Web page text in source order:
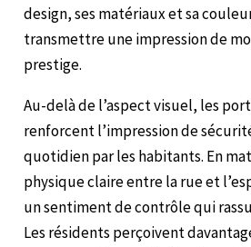
design, ses matériaux et sa
transmettre une impression de
prestige.
Au-delà de l’aspect visuel, les
renforcent l’impression de
quotidien par les habitants. En
physique claire entre la rue et
un sentiment de contrôle qui
Les résidents perçoivent